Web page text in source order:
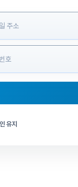
보 입력
체크
유지